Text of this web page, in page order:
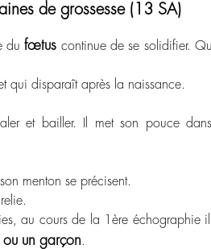
de grossesse (13 SA)
dufœtus continue de se solidifier.
qui disparaît après la naissance.
et bailler. Il met son pouce
menton se précisent.
au cours de la 1ère échographie
ou un garçon.